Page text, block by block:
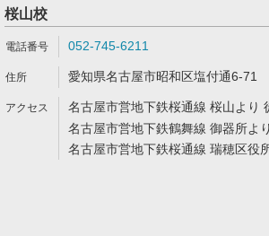
桜山校
052-745-6211
愛知県名古屋市昭和区塩付通6-71
名古屋市営地下鉄桜通線 桜山より
名古屋市営地下鉄鶴舞線 御器所よ
名古屋市営地下鉄桜通線 瑞穂区役